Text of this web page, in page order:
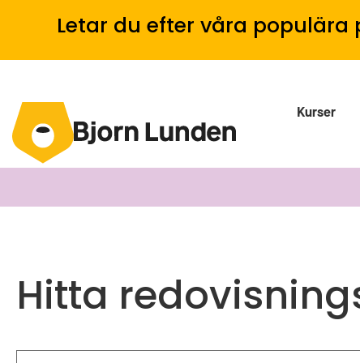
Letar du efter våra
Kurser
Hitta